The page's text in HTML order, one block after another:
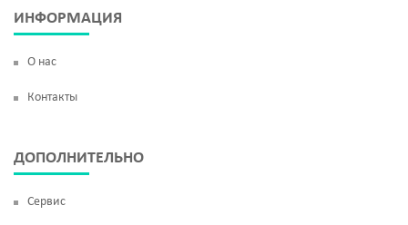
ИНФОРМАЦИЯ
О нас
Контакты
ДОПОЛНИТЕЛЬНО
Сервис